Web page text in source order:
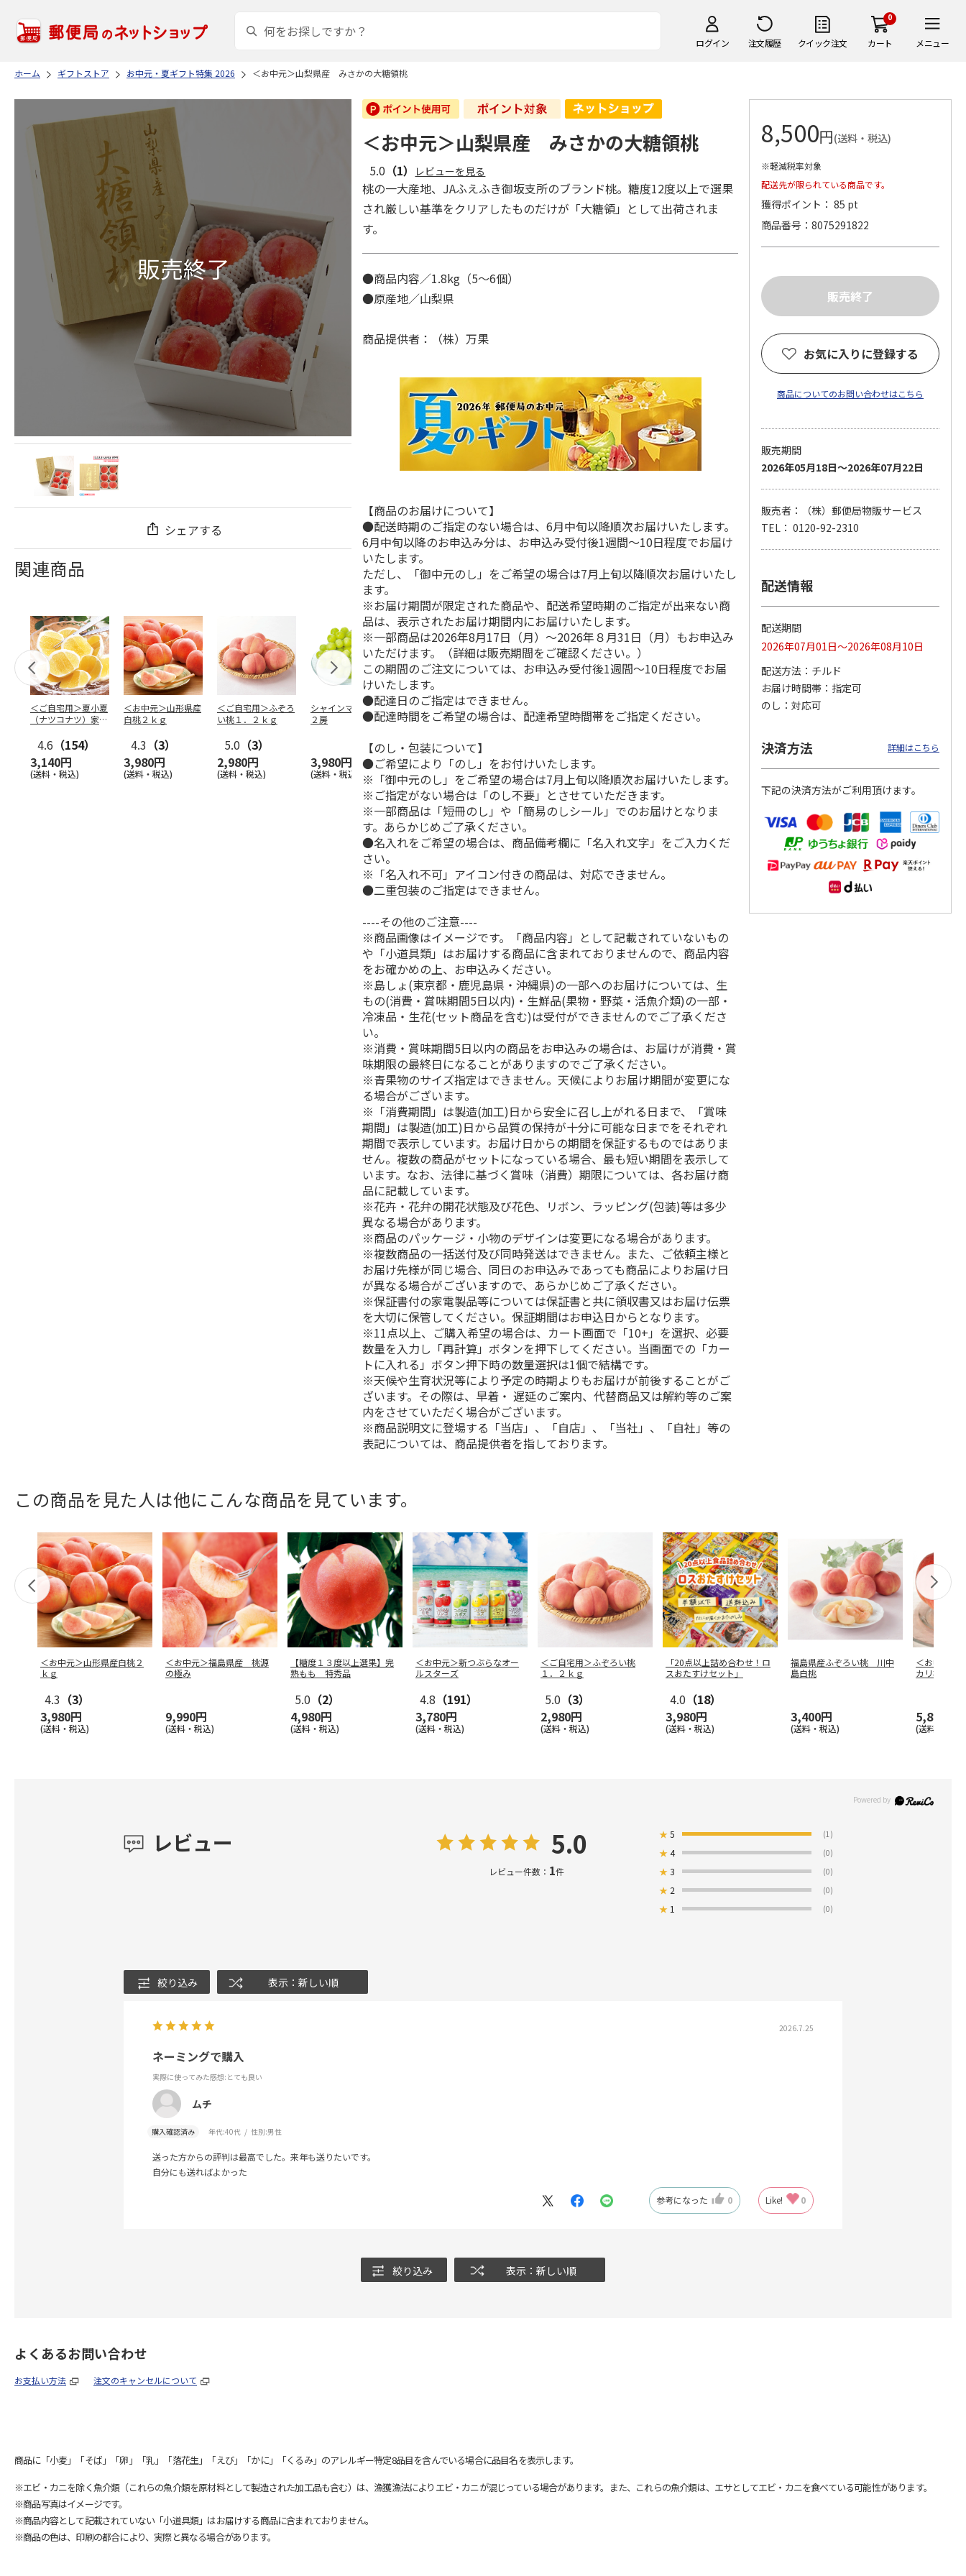
ログイン 注文履歴 クイック注文
0
カート メニュー
ホーム ギフトストア お中元・夏ギフト特集 2026 ＜お中元＞山梨県産 みさかの大糖領桃
シェアする
関連商品
＜ご自宅用＞夏小夏
（ナツコナツ）家庭
4.6 （154）
3,140円
(送料・税込)
＜お中元＞山形県産
白桃２ｋｇ
4.3 （3）
3,980円
(送料・税込)
＜ご自宅用＞ふぞろ
い桃１．２ｋｇ
5.0 （3）
2,980円
(送料・税込)
シャインマスカット
２房
3,980円
(送料・税込)
ＷＥＢ定期便果物コ
ース
4.5（102）
3,780円
(送料・税込)
ビッグマスクメロ
ン ２個入
4,150円
(送料・税込)
ｋｇ
3,140円
(送料・税込)
桃 川中島白桃
(送料・税込)
訳あり黄桃
＜お中元＞山梨県産 みさかの大糖領桃
5.0 （1） レビューを見る
桃の一大産地、JAふえふき御坂支所のブランド桃。糖度12度以上で選果
され厳しい基準をクリアしたものだけが「大糖領」として出荷されま
す。
●商品内容／1.8kg（5～6個）
●原産地／山梨県
商品提供者：（株）万果
【商品のお届けについて】
●配送時期のご指定のない場合は、6月中旬以降順次お届けいたします。
6月中旬以降のお申込み分は、お申込み受付後1週間～10日程度でお届け
いたします。
ただし、「御中元のし」をご希望の場合は7月上旬以降順次お届けいたし
ます。
※お届け期間が限定された商品や、配送希望時期のご指定が出来ない商
品は、表示されたお届け期間内にお届けいたします。
※一部商品は2026年8月17日（月）～2026年８月31日（月）もお申込み
いただけます。（詳細は販売期間をご確認ください。）
この期間のご注文については、お申込み受付後1週間～10日程度でお届
けいたします。
●配達日のご指定はできません。
●配達時間をご希望の場合は、配達希望時間帯をご指定ください。
【のし・包装について】
●ご希望により「のし」をお付けいたします。
※「御中元のし」をご希望の場合は7月上旬以降順次お届けいたします。
※ご指定がない場合は「のし不要」とさせていただきます。
※一部商品は「短冊のし」や「簡易のしシール」でのお届けとなりま
す。あらかじめご了承ください。
●名入れをご希望の場合は、商品備考欄に「名入れ文字」をご入力くだ
さい。
※「名入れ不可」アイコン付きの商品は、対応できません。
●二重包装のご指定はできません。
----その他のご注意----
※商品画像はイメージです。「商品内容」として記載されていないもの
や「小道具類」はお届けする商品に含まれておりませんので、商品内容
をお確かめの上、お申込みください。
※島しょ(東京都・鹿児島県・沖縄県)の一部へのお届けについては、生
もの(消費・賞味期間5日以内)・生鮮品(果物・野菜・活魚介類)の一部・
冷凍品・生花(セット商品を含む)は受付ができませんのでご了承くださ
い。
※消費・賞味期間5日以内の商品をお申込みの場合は、お届けが消費・賞
味期限の最終日になることがありますのでご了承ください。
※青果物のサイズ指定はできません。天候によりお届け期間が変更にな
る場合がございます。
※「消費期間」は製造(加工)日から安全に召し上がれる日まで、「賞味
期間」は製造(加工)日から品質の保持が十分に可能な日までをそれぞれ
期間で表示しています。お届け日からの期間を保証するものではありま
せん。複数の商品がセットになっている場合、最も短い期間を表示して
います。なお、法律に基づく賞味（消費）期限については、各お届け商
品に記載しています。
※花卉・花弁の開花状態及び花色、リボン、ラッピング(包装)等は多少
異なる場合があります。
※商品のパッケージ・小物のデザインは変更になる場合があります。
※複数商品の一括送付及び同時発送はできません。また、ご依頼主様と
お届け先様が同じ場合、同日のお申込みであっても商品によりお届け日
が異なる場合がございますので、あらかじめご了承ください。
※保証書付の家電製品等については保証書と共に領収書又はお届け伝票
を大切に保管してください。保証期間はお申込日からとなります。
※11点以上、ご購入希望の場合は、カート画面で「10+」を選択、必要
数量を入力し「再計算」ボタンを押下してください。当画面での「カー
トに入れる」ボタン押下時の数量選択は1個で結構です。
※天候や生育状況等により予定の時期よりもお届けが前後することがご
ざいます。その際は、早着・ 遅延のご案内、代替商品又は解約等のご案
内をさせていただく場合がございます。
※商品説明文に登場する「当店」、「自店」、「当社」、「自社」等の
表記については、商品提供者を指しております。
8,500円(送料・税込)
※軽減税率対象
配送先が限られている商品です。
獲得ポイント： 85 pt
商品番号
8075291822
お気に入りに登録する
商品についてのお問い合わせはこちら
販売期間
2026年05月18日～2026年07月22日
販売者：（株）郵便局物販サービス
TEL： 0120-92-2310
配送情報
配送期間
2026年07月01日～2026年08月10日
配送方法
チルド
お届け時間帯
指定可
のし
対応可
決済方法 詳細はこちら
下記の決済方法がご利用頂けます。
この商品を見た人は他にこんな商品を見ています。
＜お中元＞山形県産白桃２
ｋｇ
4.3 （3）
3,980円
(送料・税込)
＜お中元＞福島県産 桃源
の極み
9,990円
(送料・税込)
【糖度１３度以上選果】完
熟もも 特秀品
5.0 （2）
4,980円
(送料・税込)
＜お中元＞新つぶらなオー
ルスターズ
4.8 （191）
3,780円
(送料・税込)
＜ご自宅用＞ふぞろい桃
１．２ｋｇ
5.0 （3）
2,980円
(送料・税込)
「20点以上詰め合わせ！ロ
スおたすけセット」
4.0 （18）
3,980円
(送料・税込)
福島県産ふぞろい桃 川中
島白桃
3,400円
(送料・税込)
＜お中元＞
カリ桃（お
5,800円
(送料・税込)
レビュー 5.0
レビュー件数： 1件
★5 (1)
★4 (0)
★3 (0)
★ 2 (0)
★ 1 (0)
絞り込み 表示：新しい順
2026.7.25
ネーミングで購入
実際に使ってみた感想:とても良い
ムチ
購入確認済み 年代:40代 性別:男性
送った方からの評判は最高でした。来年も送りたいです。
自分にも送ればよかった
参考になった 0 Like! 0
絞り込み 表示：新しい順
よくあるお問い合わせ
お支払い方法 注文のキャンセルについて
商品に「小麦」「そば」「卵」「乳」「落花生」「えび」「かに」「くるみ」のアレルギー特定8品目を含んでいる場合に品目名を表示します。
※エビ・カニを除く魚介類（これらの魚介類を原材料として製造された加工品も含む）は、漁獲漁法によりエビ・カニが混じっている場合があります。また、これらの魚介類は、エサとしてエビ・カニを食べている可能性があります。
※商品写真はイメージです。
※商品内容として記載されていない「小道具類」はお届けする商品に含まれておりません。
※商品の色は、印刷の都合により、実際と異なる場合があります。